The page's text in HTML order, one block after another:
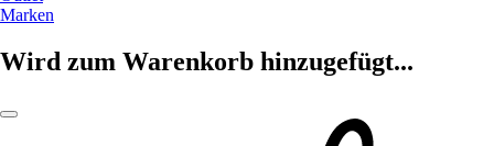
Marken
Wird zum Warenkorb hinzugefügt...